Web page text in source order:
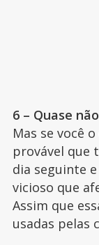
6 – Quase
Mas se você
provável que
dia seguinte
vicioso que
Assim que
usadas pelas